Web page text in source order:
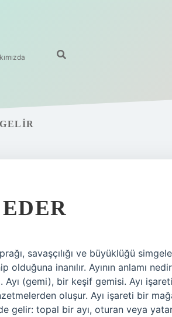
savaşçılığı ve büyüklüğü
inanılır. Ayının anlamı
(gemi), bir keşif gemisi. Ayı
oluşur. Ayı işareti bir
gelir: topal bir ayı, oturan veya